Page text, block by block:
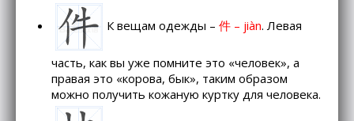
К вещам одежды –件 – jiàn. Левая
часть, как вы уже помните это «человек», а
правая это «корова, бык», таким образом
можно получить кожаную куртку для человека.